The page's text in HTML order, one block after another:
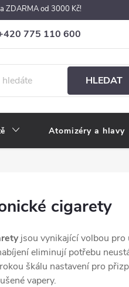
od 3000 Kč!
775 110 600
cigarety.cz
údajů Velkoobchod
HLEDAT
Atomizéry a hlavy
cigarety
jsou vynikající volbou pro
eliminují potřebu
škálu nastavení pro
vapery.